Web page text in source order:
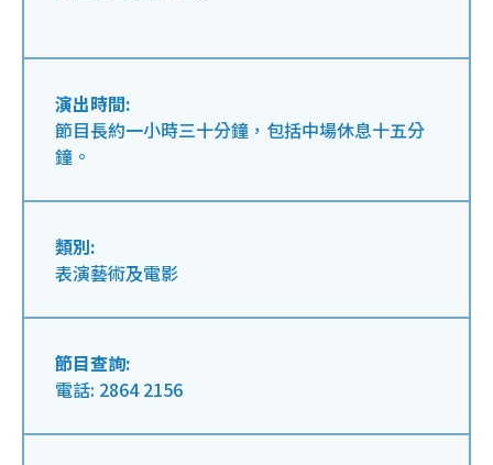
演出時間:
節目長約一小時三十分鐘，包括中場休息十五分
鐘。
類別:
表演藝術及電影
節目查詢:
電話: 2864 2156